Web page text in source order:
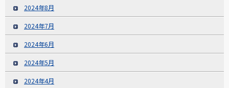
2024年8月
2024年7月
2024年6月
2024年5月
2024年4月